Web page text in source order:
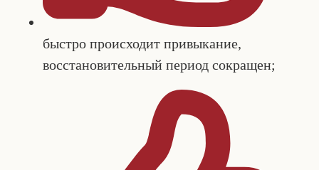
быстро происходит привыкание,
восстановительный период сокращен;